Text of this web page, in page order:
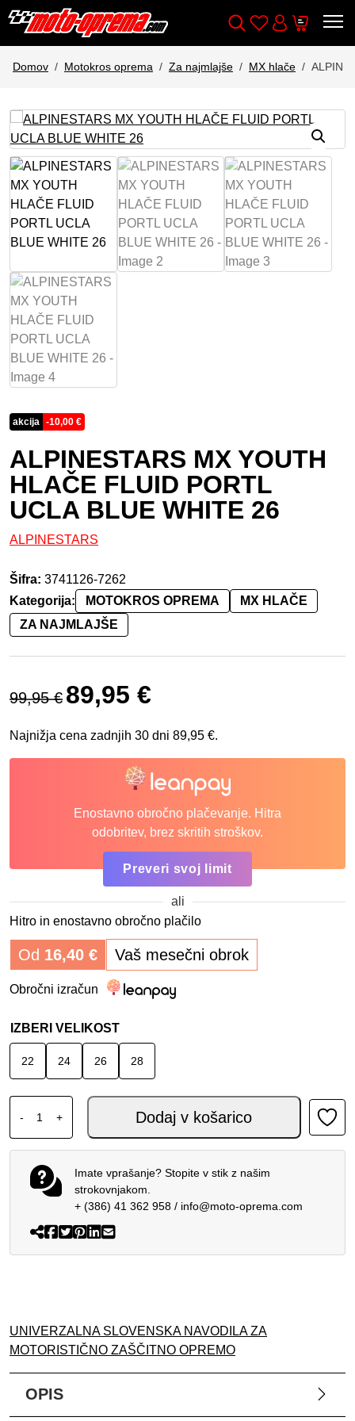
Wishlist
Cart
Domov Motokros oprema Za najmlajše MX hlače
akcija -10,00 €
ALPINESTARS MX YOUTH
HLAČE FLUID PORTL
UCLA BLUE WHITE 26
ALPINESTARS
Šifra: 3741126-7262
Kategorija:
MOTOKROS OPREMA
MX HLAČE
ZA NAJMLAJŠE
99,95€
Izvirna cena je bila: 99,95 €.
89,95 €
Najnižja cena zadnjih 30 dni 89,95 €.
Enostavno obročno plačevanje. Hitra
odobritev, brez skritih stroškov.
Preveri svoj limit
ali
Hitro in enostavno obročno plačilo
Od 16,40 € Vaš mesečni obrok
Obročni izračun
IZBERI VELIKOST
22 24 26 28
-
ALPINESTARS MX YOUTH HLAČE FLUID PORTL UCLA
+ Dodaj v košarico
Imate vprašanje? Stopite v stik z našim
strokovnjakom.
+ (386) 41 362 958/ info@moto-oprema.com
UNIVERZALNA SLOVENSKA NAVODILA ZA
MOTORISTIČNO ZAŠČITNO OPREMO
OPIS